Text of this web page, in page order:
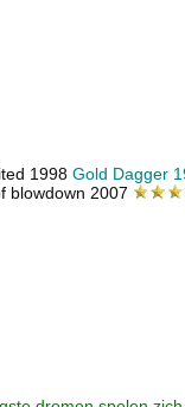
1998 Gold Dagger
blowdown 2007